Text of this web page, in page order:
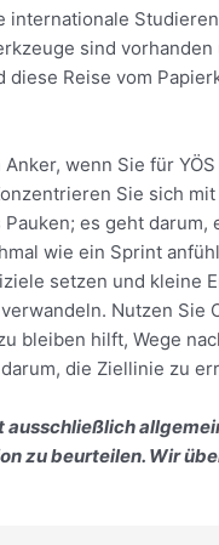
sind
diese Reise vom
wenn Sie für
Sie sich
es geht
wie ein Sprint
setzen und kleine
Nutzen
bleiben hilft, Wege
die Ziellinie zu
zu beurteilen. Wir